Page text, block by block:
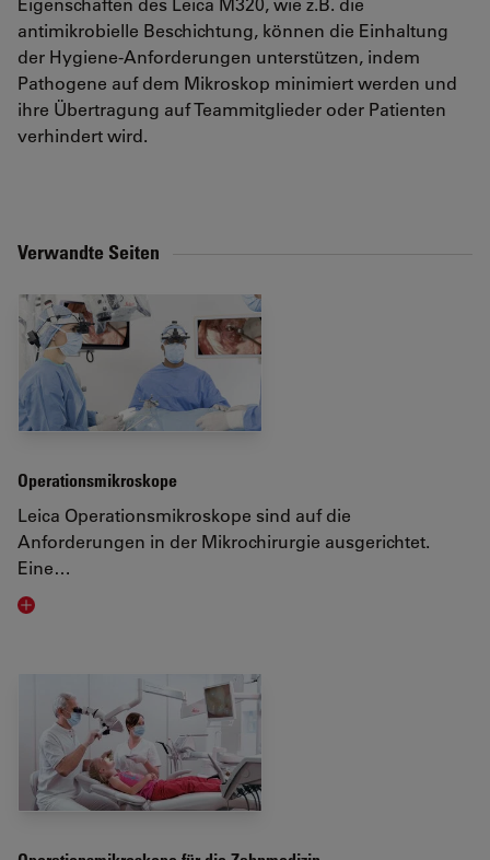
antimikrobielle Beschichtung, können die Einhaltung
der Hygiene-Anforderungen unterstützen, indem
Pathogene auf dem Mikroskop minimiert werden und
ihre Übertragung auf Teammitglieder oder Patienten
verhindert wird.
Verwandte Seiten
Operationsmikroskope
Leica Operationsmikroskope sind auf die
Anforderungen in der Mikrochirurgie ausgerichtet.
Eine…
Visit related page